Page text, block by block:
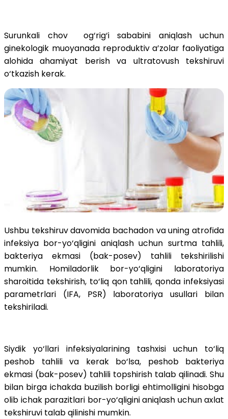
Surunkali chov og‘rig‘i sababini aniqlash uchun
ginekologik muoyanada reproduktiv a’zolar faoliyatiga
alohida ahamiyat berish va ultratovush tekshiruvi
o‘tkazish kerak.
Ushbu tekshiruv davomida bachadon va uning atrofida
infeksiya bor-yo‘qligini aniqlash uchun surtma tahlili,
bakteriya ekmasi (bak-posev) tahlili tekshirilishi
mumkin. Homiladorlik bor-yo‘qligini laboratoriya
sharoitida tekshirish, to‘liq qon tahlili, qonda infeksiyasi
parametrlari (IFA, PSR) laboratoriya usullari bilan
tekshiriladi.
Siydik yo‘llari infeksiyalarining tashxisi uchun to‘liq
peshob tahlili va kerak bo‘lsa, peshob bakteriya
ekmasi (bak-posev) tahlili topshirish talab qilinadi. Shu
bilan birga ichakda buzilish borligi ehtimolligini hisobga
olib ichak parazitlari bor-yo‘qligini aniqlash uchun axlat
tekshiruvi talab qilinishi mumkin.